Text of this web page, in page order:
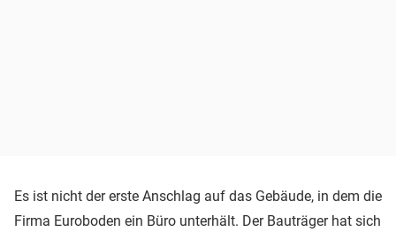
Es ist nicht der erste Anschlag auf das Gebäude, in dem die
Firma Euroboden ein Büro unterhält. Der Bauträger hat sich